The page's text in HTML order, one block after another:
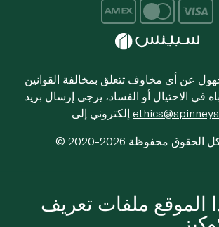
عن أي مخاوف تتعلق بمخالفة القوانين
في الاحتيال أو الفساد، يرجى إرسال بريد
سبينس. كل الحقوق محفوظة
الموقع ملفات تعريف